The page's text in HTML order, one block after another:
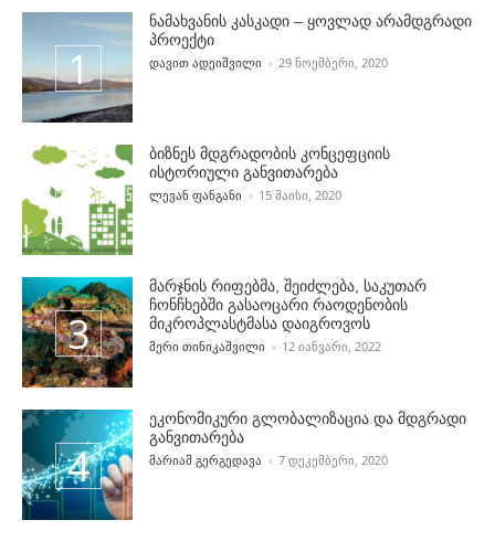
ნამახვანის კასკადი – ყოვლად არამდგრადი
პროექტი
POSTED BY
ᲓᲐᲕᲘᲗ ᲐᲓᲔᲘᲨᲕᲘᲚᲘ 29 ᲜᲝᲔᲛᲑᲔᲠᲘ, 2020
ბიზნეს მდგრადობის კონცეფციის
ისტორიული განვითარება
POSTED BY
ᲚᲔᲕᲐᲜ ᲤᲐᲜᲒᲐᲜᲘ 15 ᲛᲐᲘᲡᲘ, 2020
მარჯნის რიფებმა, შეიძლება, საკუთარ
ჩონჩხებში გასაოცარი რაოდენობის
მიკროპლასტმასა დაიგროვოს
POSTED BY
ᲛᲔᲠᲘ ᲗᲘᲜᲘᲙᲐᲨᲕᲘᲚᲘ 12 ᲘᲐᲜᲕᲐᲠᲘ, 2022
ეკონომიკური გლობალიზაცია და მდგრადი
განვითარება
POSTED BY
ᲛᲐᲠᲘᲐᲛ ᲒᲔᲠᲒᲔᲓᲐᲕᲐ 7 ᲓᲔᲙᲔᲛᲑᲔᲠᲘ, 2020